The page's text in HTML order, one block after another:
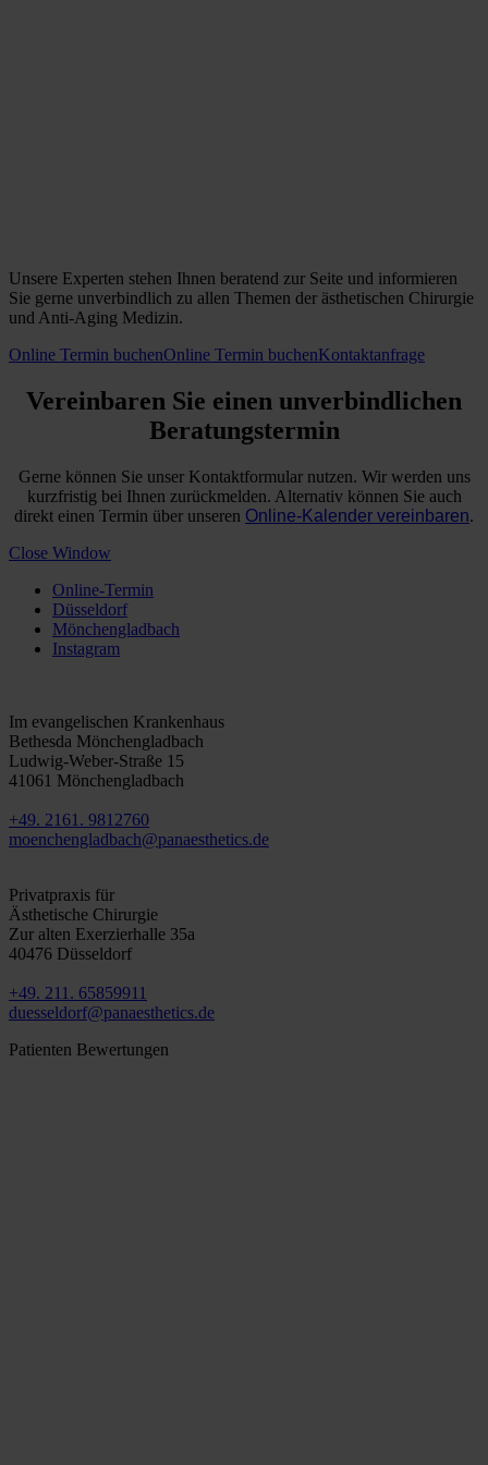
Unsere Experten stehen Ihnen beratend zur Seite und informieren
Sie gerne unverbindlich zu allen Themen der ästhetischen Chirurgie
und Anti-Aging Medizin.
Online Termin buchenOnline Termin buchenKontaktanfrage
Vereinbaren Sie einen unverbindlichen
Beratungstermin
Gerne können Sie unser Kontaktformular nutzen. Wir werden uns
kurzfristig bei Ihnen zurückmelden. Alternativ können Sie auch
direkt einen Termin über unseren Online-Kalender vereinbaren.
Close Window
Online-Termin
Düsseldorf
Mönchengladbach
Instagram
Im evangelischen Krankenhaus
Bethesda Mönchengladbach
Ludwig-Weber-Straße 15
41061 Mönchengladbach
+49. 2161. 9812760
moenchengladbach@panaesthetics.de
Privatpraxis für
Ästhetische Chirurgie
Zur alten Exerzierhalle 35a
40476 Düsseldorf
+49. 211. 65859911
duesseldorf@panaesthetics.de
Patienten Bewertungen